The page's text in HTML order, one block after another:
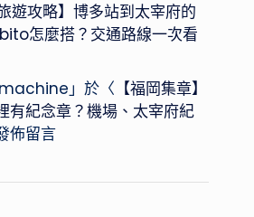
遊攻略】博多站到太宰府的
怎麼搭？交通路線一次看
」於〈 【福岡集章】
有紀念章？機場、太宰府紀
佈留言